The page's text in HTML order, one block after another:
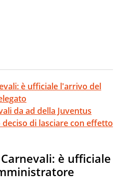
è ufficiale l'arrivo del
da ad della Juventus
di lasciare con effetto
è ufficiale